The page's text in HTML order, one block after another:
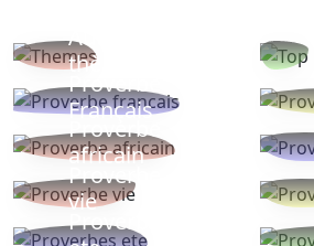
Autres
thèmes
Proverbe
Français
Proverbe
africain
Proverbe
vie
Proverbes